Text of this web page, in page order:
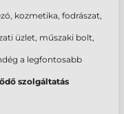
kozmetika, fodrászat,
üzlet, műszaki bolt,
a legfontosabb
szolgáltatás